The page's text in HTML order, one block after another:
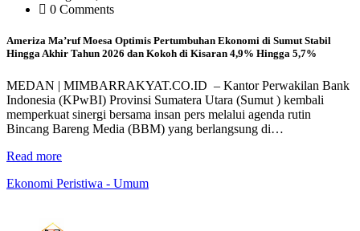
0 Comments
Ameriza Ma’ruf Moesa‎ Optimis Pertumbuhan Ekonomi di Sumut Stabil
Hingga Akhir Tahun 2026 dan Kokoh di Kisaran 4,9% Hingga 5,7%
MEDAN | MIMBARRAKYAT.CO.ID – Kantor Perwakilan Bank
Indonesia (KPwBI) Provinsi Sumatera Utara (Sumut ) kembali
memperkuat sinergi bersama insan pers melalui agenda rutin
Bincang Bareng Media (BBM) yang berlangsung di…
Read more
Ekonomi Peristiwa - Umum